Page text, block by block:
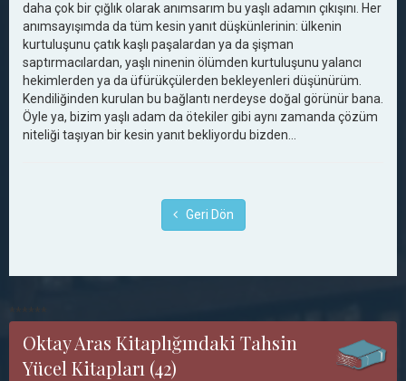
daha çok bir çığlık olarak anımsarım bu yaşlı adamın çıkışını. Her
anımsayışımda da tüm kesin yanıt düşkünlerinin: ülkenin
kurtuluşunu çatık kaşlı paşalardan ya da şişman
saptırmacılardan, yaşlı ninenin ölümden kurtuluşunu yalancı
hekimlerden ya da üfürükçülerden bekleyenleri düşünürüm.
Kendiliğinden kurulan bu bağlantı nerdeyse doğal görünür bana.
Öyle ya, bizim yaşlı adam da ötekiler gibi aynı zamanda çözüm
niteliği taşıyan bir kesin yanıt bekliyordu bizden…
Geri Dön
Oktay Aras Kitaplığındaki Tahsin
Yücel Kitapları (42)